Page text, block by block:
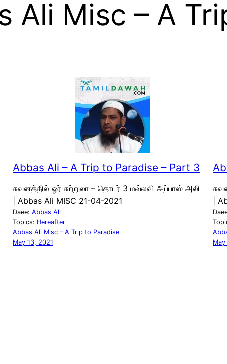
Ali Misc – A
Abbas Ali – A Trip to Paradise – Part 3
சுவனத்தில் ஓர் சுற்றுலா – தொடர் 3 மவ்லவி அப்பாஸ் அலி
| Abbas Ali MISC 21-04-2021
Daee: Abbas Ali
Topics: Hereafter
Abbas Ali Misc – A Trip to Paradise
May 13, 2021
|